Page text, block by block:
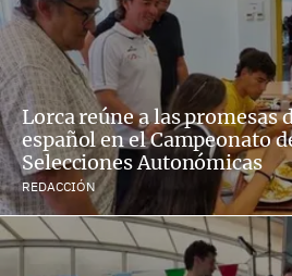
Lorca reúne a las promesas
español en el Campeonato
Selecciones Autonómicas
REDACCIÓN